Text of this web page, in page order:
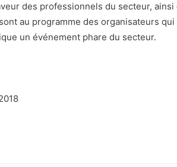
des professionnels du secteur,
au programme des organisateurs
un événement phare du secteur.